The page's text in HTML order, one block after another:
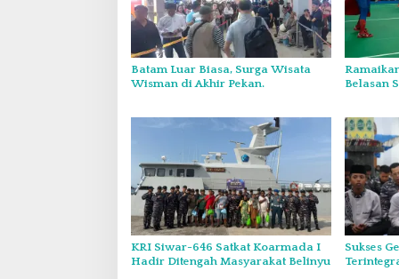
Batam Luar Biasa, Surga Wisata
Wisman di Akhir Pekan.
Belasan
KRI Siwar-646 Satkat Koarmada I
Hadir Ditengah Masyarakat Belinyu
Sukses